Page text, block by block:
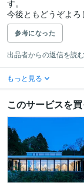
す。
今後ともどうぞよろ
参考になった
出品者からの返信を読む
もっと見る
このサービスを